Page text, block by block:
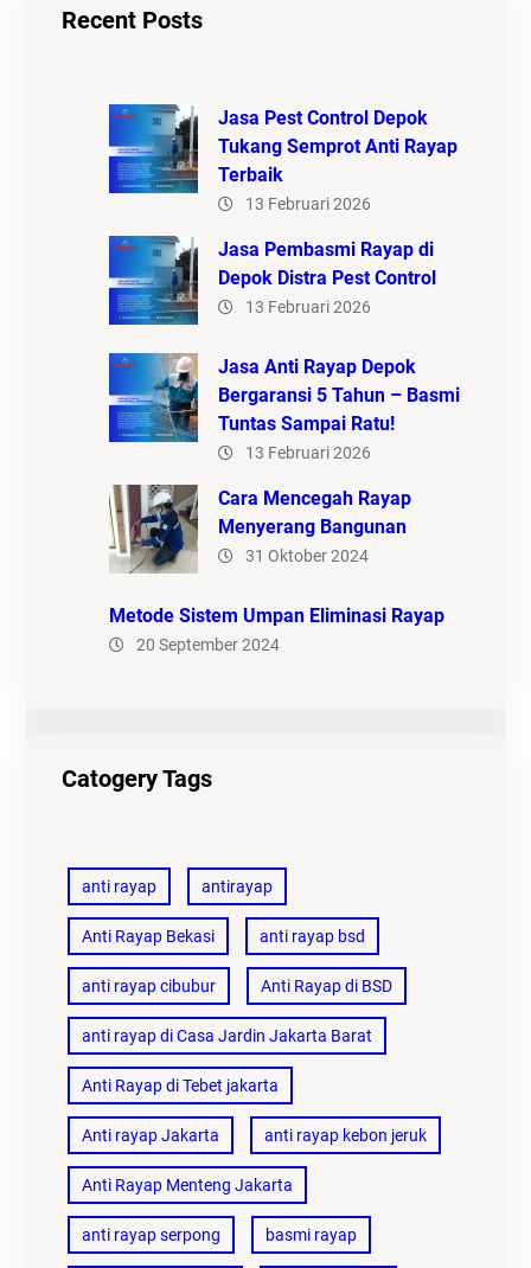
Recent Posts
Jasa Pest Control Depok
Tukang Semprot Anti Rayap
Terbaik
13 Februari 2026
Jasa Pembasmi Rayap di
Depok Distra Pest Control
13 Februari 2026
Jasa Anti Rayap Depok
Bergaransi 5 Tahun – Basmi
Tuntas Sampai Ratu!
13 Februari 2026
Cara Mencegah Rayap
Menyerang Bangunan
31 Oktober 2024
Metode Sistem Umpan Eliminasi Rayap
20 September 2024
Catogery Tags
anti rayap antirayap
Anti Rayap Bekasi anti rayap bsd
anti rayap cibubur Anti Rayap di BSD
anti rayap di Casa Jardin Jakarta Barat
Anti Rayap di Tebet jakarta
Anti rayap Jakarta anti rayap kebon jeruk
Anti Rayap Menteng Jakarta
anti rayap serpong basmi rayap